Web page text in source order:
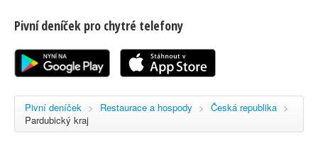
Registrace
Pivní deníček pro chytré telefony
Pivní deníček > Restaurace a hospody > Česká republika >
Pardubický kraj